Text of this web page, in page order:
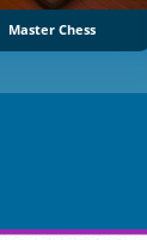
Master Chess